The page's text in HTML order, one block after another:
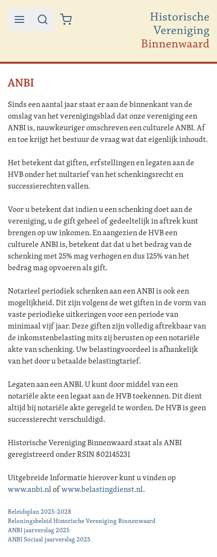
Ga naar de inhoud
ANBI
Sinds een aantal jaar staat er aan de binnenkant van de
omslag van het verenigingsblad dat onze vereniging een
ANBI is, nauwkeuriger omschreven een culturele ANBI. Af
en toe krijgt het bestuur de vraag wat dat eigenlijk inhoudt.
Het betekent dat giften, erfstellingen en legaten aan de
HVB onder het nultarief van het schenkingsrecht en
successierechten vallen.
Voor u betekent dat indien u een schenking doet aan de
vereniging, u de gift geheel of gedeeltelijk in aftrek kunt
brengen op uw inkomen. En aangezien de HVB een
culturele ANBI is, betekent dat dat u het bedrag van de
schenking met 25% mag verhogen en dus 125% van het
bedrag mag opvoeren als gift.
Notarieel periodiek schenken aan een ANBI is ook een
mogelijkheid. Dit zijn volgens de wet giften in de vorm van
vaste periodieke uitkeringen voor een periode van
minimaal vijf jaar. Deze giften zijn volledig aftrekbaar van
de inkomstenbelasting mits zij berusten op een notariële
akte van schenking. Uw belastingvoordeel is afhankelijk
van het door u betaalde belastingtarief.
Legaten aan een ANBI. U kunt door middel van een
notariële akte een legaat aan de HVB toekennen. Dit dient
altijd bij notariële akte geregeld te worden. De HVB is geen
successierecht verschuldigd.
Historische Vereniging Binnenwaard staat als ANBI
geregistreerd onder RSIN 802145231
Uitgebreide Informatie hierover kunt u vinden op
www.anbi.nlofwww.belastingdienst.nl.
Beleidsplan 2025-2028
Beloningsbeleid Historische Vereniging Binnenwaard
ANBI jaarverslag 2025
ANBI Sociaal jaarverslag 2025